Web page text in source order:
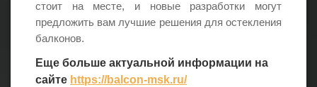
стоит на месте, и новые разработки могут
предложить вам лучшие решения для остекления
балконов.
Еще больше актуальной информации на
сайте https://balcon-msk.ru/